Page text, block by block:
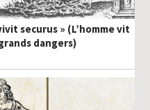
securus » (L’homme vit
dangers)